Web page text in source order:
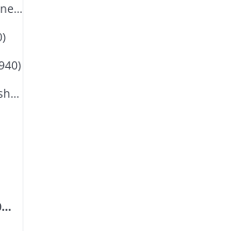
93AL2 Fonds de la chambre départementale de discipline (1919-1940)
96AL2 Fonds de la maison centrale de détention d'Ensisheim (1918-1940)